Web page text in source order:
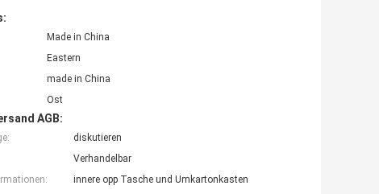
Made in China
Eastern
made in China
Ost
AGB:
diskutieren
Verhandelbar
innere opp Tasche und Umkartonkasten